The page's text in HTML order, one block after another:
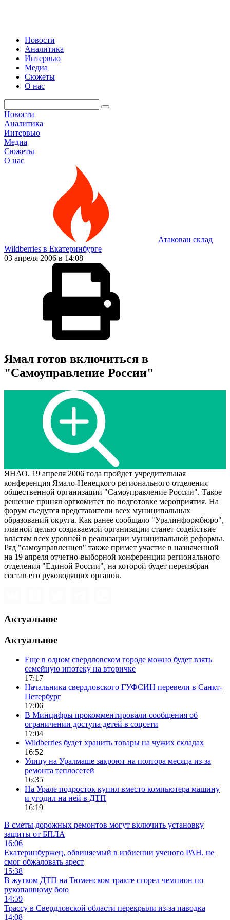
Новости
Аналитика
Интервью
Медиа
Сюжеты
О нас
Новости
Аналитика
Интервью
Медиа
Сюжеты
О нас
Атакован склад
Wildberries в Екатеринбурге
03 апреля 2006 в 14:08
Ямал готов включиться в
"Самоуправление России"
ЯНАО. 19 апреля 2006 года пройдет учредительная
конференция Ямало-Ненецкого регионального отделения
общественной организации "Самоуправление России". Такое
решение принял оргкомитет по подготовке мероприятия. На
форум съедутся представители всех муниципальных
образований округа. Как ранее сообщало "Уралинформбюро",
главной целью создаваемой организации станет содействие
властям всех уровней в реализации муниципальной реформы.
Ряд "самоуправленцев" также примет участие в назначенной
на 19 апреля отчетно-выборной конференции регионального
отделения "Единой России", на которой будет переизбран
состав его руководящих органов.
Актуальное
Актуальное
Еще в одном свердловском городе можно будет взять
семейную ипотеку на вторичке
17:17
Начальника свердловского ГУФСИН перевели в Санкт-
Петербург
17:06
В Минцифры прокомментировали сообщения об
ограничении доступа детей в соцсети
17:04
Wildberries будет хранить товары на чужих складах
16:52
Улицу на Уралмаше закроют на полтора месяца из-за
ремонта теплосетей
16:35
На Урале подросток купил вместо компьютера машину
и угодил на ней в ДТП
16:19
В сметы дорожных ремонтов могут включить установку
защиты от БПЛА
16:06
Екатеринбуржец, обвиняемый в избиении ученого РАН, не
смог обжаловать арест
15:38
В жутком ДТП на Тюменском тракте сгорел чемпион по
рукопашному бою
14:59
Трассу в Свердловской области перекрыли из-за паводка
14:08